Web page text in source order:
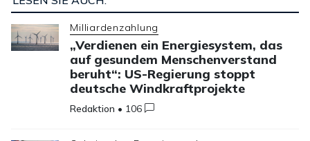
Milliardenzahlung
„Verdienen ein Energiesystem, das
auf gesundem Menschenverstand
beruht“: US-Regierung stoppt
deutsche Windkraftprojekte
Redaktion • 106